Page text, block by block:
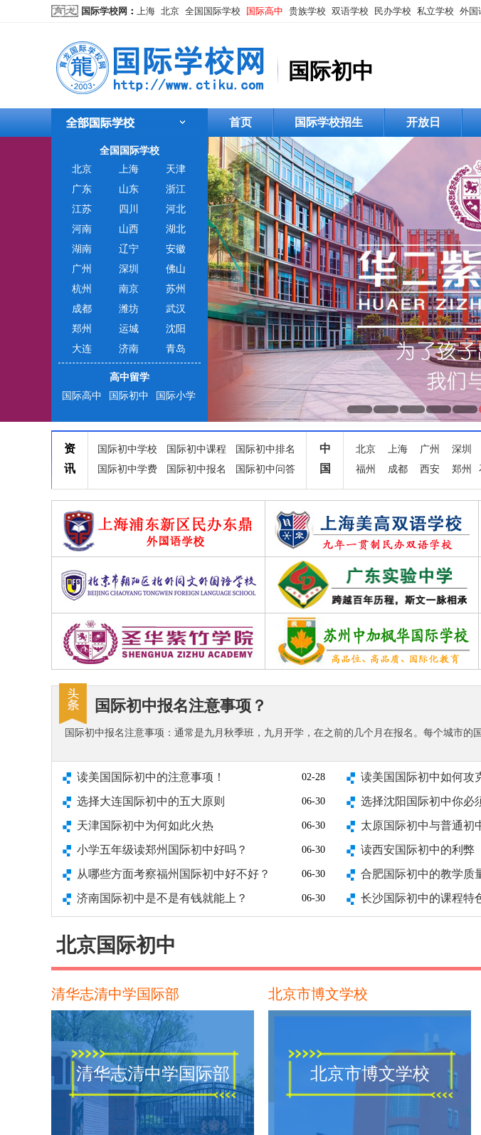
国际学校网 ： 上海 北京 全国国际学校 国际高中 贵族学校 双语学校 民办学校 私立学校 外国
国际初中
首页 国际学校招生 开放日
1 2 3 4 5
全国国际学校
北京
上海
天津
广东
山东
浙江
江苏
四川
河北
河南
山西
湖北
湖南
辽宁
安徽
广州
深圳
佛山
杭州
南京
苏州
成都
潍坊
武汉
郑州
运城
沈阳
大连
济南 青岛
高中留学
国际高中
国际初中 国际小学
资
讯
国际初中学校 国际初中课程
国际初中排名
国际初中学费
国际初中报名 国际初中问答
中
国
北京 上海 广州 深圳
福州
成都 西安 郑州
国际初中报名注意事项？
国际初中报名注意事项：通常是九月秋季班，九月开学，在之前的几个月在报名。每个城市
读美国国际初中的注意事项！ 02-28 读美国国际初中如何攻
选择大连国际初中的五大原则 06-30 选择沈阳国际初中你必
天津国际初中为何如此火热 06-30
小学五年级读郑州国际初中好吗？ 06-30 读西安国际初中的利弊
从哪些方面考察福州国际初中好不好？ 06-30 合肥国际初中的教学质
济南国际初中是不是有钱就能上？ 06-30 长沙国际初中的课程特
北京国际初中
清华志清中学国际部
清华志清中学国际部
北京市博文学校
北京市博文学校